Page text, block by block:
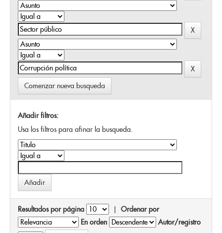
Comenzar nueva busqueda
Añadir filtros:
Usa los filtros para afinar la busqueda.
Resultados por página | Ordenar por
En orden
Autor/registro